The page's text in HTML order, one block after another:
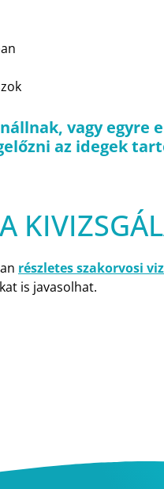
vagy egyre
az idegek
részletes szakorvosi
is javasolhat.